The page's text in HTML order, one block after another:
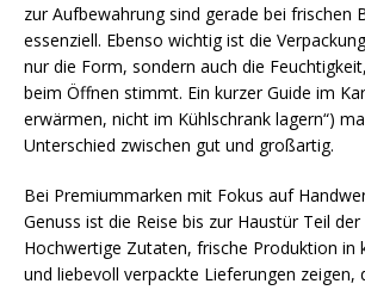
zur Aufbewahrung sind gerade bei frischen
essenziell. Ebenso wichtig ist die
nur die Form, sondern auch die
beim Öffnen stimmt. Ein kurzer Guide im
erwärmen, nicht im Kühlschrank lagern“)
Unterschied zwischen gut und großartig.
Bei Premiummarken mit Fokus auf
Genuss ist die Reise bis zur Haustür Teil der
Hochwertige Zutaten, frische Produktion in
und liebevoll verpackte Lieferungen zeigen,